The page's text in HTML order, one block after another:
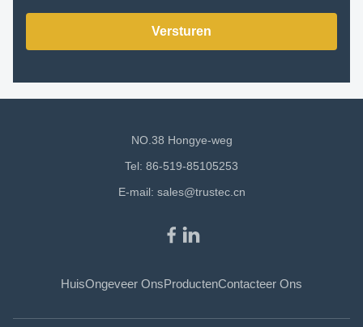
Versturen
NO.38 Hongye-weg
Tel: 86-519-85105253
E-mail: sales@trustec.cn
HuisOngeveer OnsProductenContacteer Ons